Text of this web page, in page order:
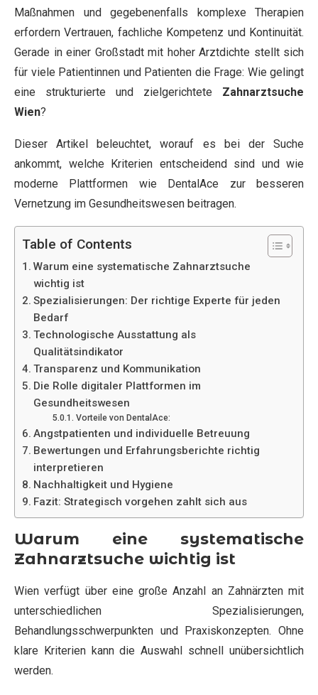
Maßnahmen und gegebenenfalls komplexe Therapien
erfordern Vertrauen, fachliche Kompetenz und Kontinuität.
Gerade in einer Großstadt mit hoher Arztdichte stellt sich
für viele Patientinnen und Patienten die Frage: Wie gelingt
eine strukturierte und zielgerichtete Zahnarztsuche
Wien?
Dieser Artikel beleuchtet, worauf es bei der Suche
ankommt, welche Kriterien entscheidend sind und wie
moderne Plattformen wie DentalAce zur besseren
Vernetzung im Gesundheitswesen beitragen.
Table of Contents
Warum eine systematische Zahnarztsuche
wichtig ist
Spezialisierungen: Der richtige Experte für jeden
Bedarf
Technologische Ausstattung als
Qualitätsindikator
Transparenz und Kommunikation
Die Rolle digitaler Plattformen im
Gesundheitswesen
Vorteile von DentalAce:
Angstpatienten und individuelle Betreuung
Bewertungen und Erfahrungsberichte richtig
interpretieren
Nachhaltigkeit und Hygiene
Fazit: Strategisch vorgehen zahlt sich aus
Warum eine systematische
Zahnarztsuche wichtig ist
Wien verfügt über eine große Anzahl an Zahnärzten mit
unterschiedlichen Spezialisierungen,
Behandlungsschwerpunkten und Praxiskonzepten. Ohne
klare Kriterien kann die Auswahl schnell unübersichtlich
werden.